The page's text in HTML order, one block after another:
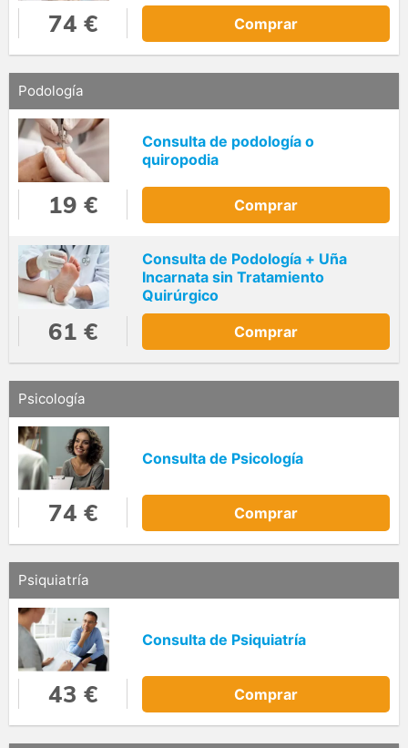
74 € Comprar
Podología
Consulta de podología o
quiropodia
19 € Comprar
Consulta de Podología + Uña
Incarnata sin Tratamiento
Quirúrgico
61 € Comprar
Psicología
Consulta de Psicología
74 € Comprar
Psiquiatría
Consulta de Psiquiatría
43 € Comprar